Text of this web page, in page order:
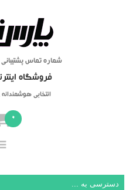
شماره تماس پشتیبانی
فروشگاه
انتخابی
0